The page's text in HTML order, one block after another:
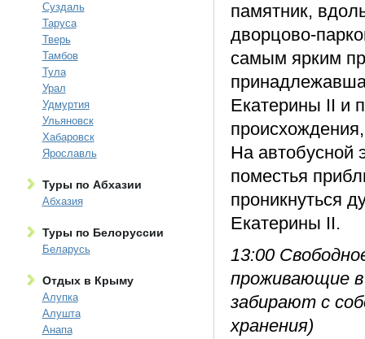
Суздаль
Таруса
Тверь
Тамбов
Тула
Урал
Удмуртия
Ульяновск
Хабаровск
Ярославль
Туры по Абхазии
Абхазия
Туры по Белоруссии
Беларусь
Отдых в Крыму
Алупка
Алушта
Анапа
памятник,
дворцово-
самым ярким
Екатерины II и
На автобусной
поместья
проникнуться
Екатерины II.
13:00
проживающие
забирают с
хранения)